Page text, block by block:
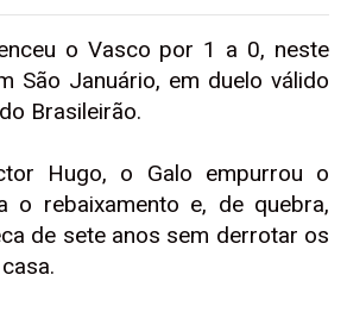
o Vasco por 1 a 0, neste
São Januário, em duelo válido
Brasileirão.
Hugo, o Galo empurrou o
o rebaixamento e, de quebra,
de sete anos sem derrotar os